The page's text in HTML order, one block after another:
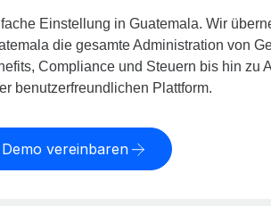
Einstellung in Guatemala. Wir
die gesamte Administration von
Compliance und Steuern bis hin zu
benutzerfreundlichen Plattform.
Demo vereinbaren